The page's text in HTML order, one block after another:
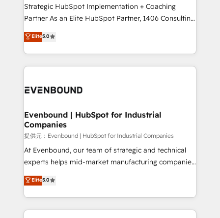
companies that divide their offer into 4
Competence Centers: Smart Manufacturing,
The synergies generated by these integrations,
together with the combination of talents, skills,
to accompany companies on their digital
Strategic HubSpot Implementation + Coaching
Partner As an Elite HubSpot Partner, 1406 Consulting
helps mid-market revenue teams transform how
they sell, market, and serve. We don't just build your
HubSpot—we teach your team to own it, then stay
to help you keep winning. What We Do ⚙️ CRM
Data & Content 📈 Sales & Marketing Alignment +
Agent Creation 🔄 Custom Integrations & Data
Migration Why 1406 We become part of your team.
Your team learns while we build. We fix what others
broke. Built for mid-market reality—practical
solutions that work with your actual headcount and
HubSpot partners 🔄 Top 5% globally in client
retention 📅 8+ years of consistent results since 2017
Elite5.0
Evenbound | HubSpot for Industrial
Companies
提供元：Evenbound | HubSpot for Industrial Companies
At Evenbound, our team of strategic and technical
experts helps mid-market manufacturing companies
achieve real growth. We specialize in delivering
tailored solutions that drive results by leveraging
HubSpot’s platform and data to fuel success.
Technical Solutions: - HubSpot Technical Consulting -
Elite5.0